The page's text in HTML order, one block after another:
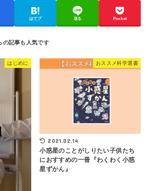
はてブ 送る Pocket
はじめに おススメ科学選書
2021.02.14
小惑星のことがしりたい子供たち
におすすめの一冊『わくわく小惑
星ずかん』